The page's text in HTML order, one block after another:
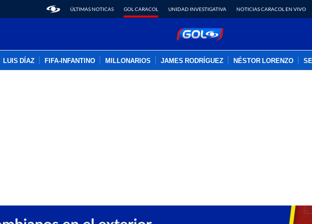
ÚLTIMAS NOTICAS GOL CARACOL UNIDAD INVESTIGATIVA NOTICIAS CARACOL EN VIVO
LUIS DÍAZ FIFA-INFANTINO MILLONARIOS JAMES RODRÍGUEZ NÉSTOR LORENZO